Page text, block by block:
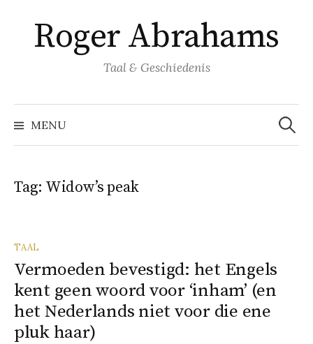
inhoud
springen
Roger Abrahams
Taal & Geschiedenis
MENU
Zoeken
naar:
Tag: Widow’s peak
TAAL
Vermoeden bevestigd: het Engels
kent geen woord voor ‘inham’ (en
het Nederlands niet voor die ene
pluk haar)